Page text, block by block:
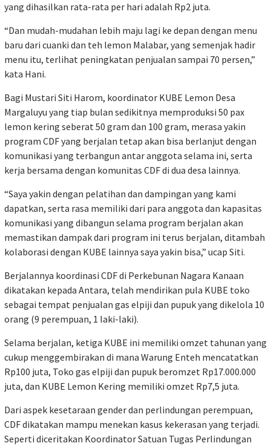
yang dihasilkan rata-rata per hari adalah Rp2 juta.
“Dan mudah-mudahan lebih maju lagi ke depan dengan menu
baru dari cuanki dan teh lemon Malabar, yang semenjak hadir
menu itu, terlihat peningkatan penjualan sampai 70 persen,”
kata Hani.
Bagi Mustari Siti Harom, koordinator KUBE Lemon Desa
Margaluyu yang tiap bulan sedikitnya memproduksi 50 pax
lemon kering seberat 50 gram dan 100 gram, merasa yakin
program CDF yang berjalan tetap akan bisa berlanjut dengan
komunikasi yang terbangun antar anggota selama ini, serta
kerja bersama dengan komunitas CDF di dua desa lainnya.
“Saya yakin dengan pelatihan dan dampingan yang kami
dapatkan, serta rasa memiliki dari para anggota dan kapasitas
komunikasi yang dibangun selama program berjalan akan
memastikan dampak dari program ini terus berjalan, ditambah
kolaborasi dengan KUBE lainnya saya yakin bisa,” ucap Siti.
Berjalannya koordinasi CDF di Perkebunan Nagara Kanaan
dikatakan kepada Antara, telah mendirikan pula KUBE toko
sebagai tempat penjualan gas elpiji dan pupuk yang dikelola 10
orang (9 perempuan, 1 laki-laki).
Selama berjalan, ketiga KUBE ini memiliki omzet tahunan yang
cukup menggembirakan di mana Warung Enteh mencatatkan
Rp100 juta, Toko gas elpiji dan pupuk beromzet Rp17.000.000
juta, dan KUBE Lemon Kering memiliki omzet Rp7,5 juta.
Dari aspek kesetaraan gender dan perlindungan perempuan,
CDF dikatakan mampu menekan kasus kekerasan yang terjadi.
Seperti diceritakan Koordinator Satuan Tugas Perlindungan